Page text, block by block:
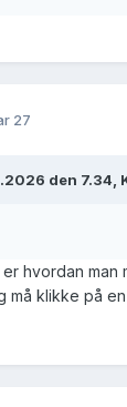
27
den 7.34,
er hvordan
må klikke på